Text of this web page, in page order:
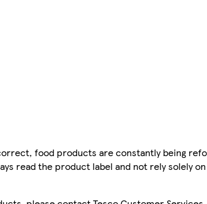
food products are constantly being
read the product label and not rely solely